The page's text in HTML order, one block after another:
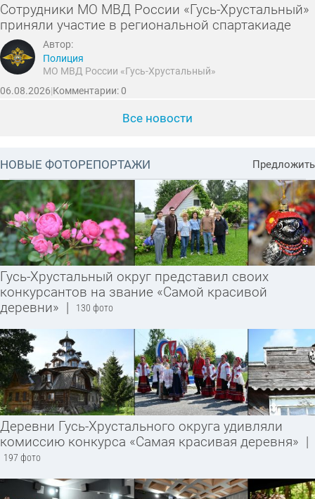
Сотрудники МО МВД России «Гусь-Хрустальный»
приняли участие в региональной спартакиаде
Автор:
Полиция
МО МВД России «Гусь-Хрустальный»
06.08.2026|Комментарии: 0
Все новости
НОВЫЕ ФОТОРЕПОРТАЖИ Предложить
Гусь-Хрустальный округ представил своих
конкурсантов на звание «Самой красивой
деревни» | 130 фото
Деревни Гусь-Хрустального округа удивляли
комиссию конкурса «Самая красивая деревня» |
197 фото